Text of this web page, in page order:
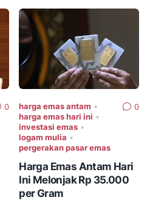
0 harga emas antam •
harga emas hari ini •
investasi emas •
logam mulia •
pergerakan pasar emas
0
Harga Emas Antam Hari
Ini Melonjak Rp 35.000
per Gram